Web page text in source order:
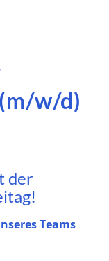
w/d)
der
Teams